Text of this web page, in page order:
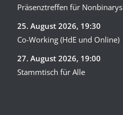
Präsenztreffen für Nonbinarys
25. August 2026, 19:30
Co-Working (HdE und Online)
27. August 2026, 19:00
Stammtisch für Alle